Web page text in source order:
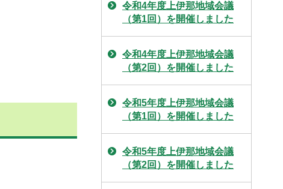
令和4年度上伊那地域会議
（第1回）を開催しました
令和4年度上伊那地域会議
（第2回）を開催しました
令和5年度上伊那地域会議
（第1回）を開催しました
令和5年度上伊那地域会議
（第2回）を開催しました